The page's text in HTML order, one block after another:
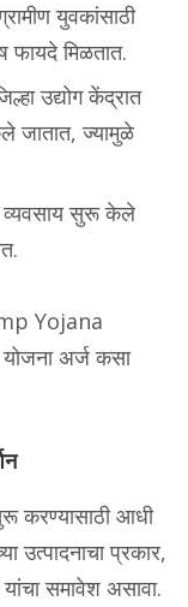
युवकांसाठी
फायदे मिळतात.
उद्योग केंद्रात
जातात, ज्यामुळे
व्यवसाय सुरू केले
Yojana
अर्ज कसा
करण्यासाठी आधी
उत्पादनाचा प्रकार,
समावेश असावा.